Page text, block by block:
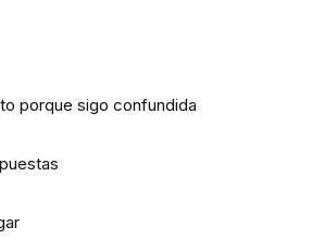
porque sigo confundida